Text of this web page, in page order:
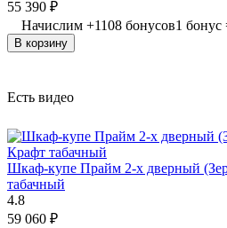
55 390 ₽
Начислим +1108 бонусов1 бонус
В корзину
Есть видео
Шкаф-купе Прайм 2-х дверный
табачный
4.8
59 060 ₽